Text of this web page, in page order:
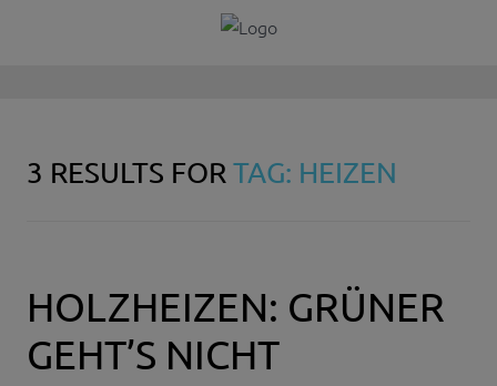
3 RESULTS FORTAG: HEIZEN
HOLZHEIZEN: GRÜNER
GEHT’S NICHT